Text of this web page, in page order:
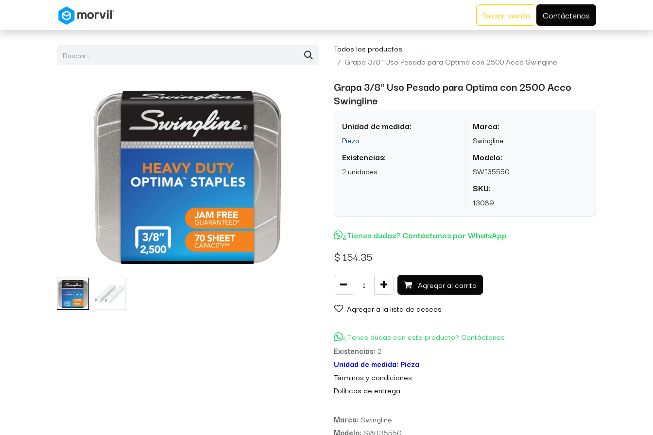
Iniciar sesión Contáctenos
Todos los productos
Grapa 3/8" Uso Pesado para Optima con 2500 Acco Swingline
Grapa 3/8" Uso Pesado para Optima con 2500 Acco
Swingline
Unidad de medida:
Pieza
Existencias:
2 unidades
Marca:
Swingline
Modelo:
SWI35550
SKU:
13089
¿Tienes dudas? Contáctanos por WhatsApp
$ 154.35
Agregar al carrito
Agregar a la lista de deseos
¿Tienes dudas con este producto? Contáctanos
Existencias: 2
Unidad de medida: Pieza
Términos y condiciones
Políticas de entrega
Marca: Swingline
Modelo: SWI35550